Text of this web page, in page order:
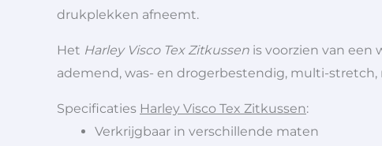
drukplekken afneemt.
Het Harley Visco Tex Zitkussen is voorzien van een
ademend, was- en drogerbestendig, multi-stretch,
Specificaties Harley Visco Tex Zitkussen:
Verkrijgbaar in verschillende maten